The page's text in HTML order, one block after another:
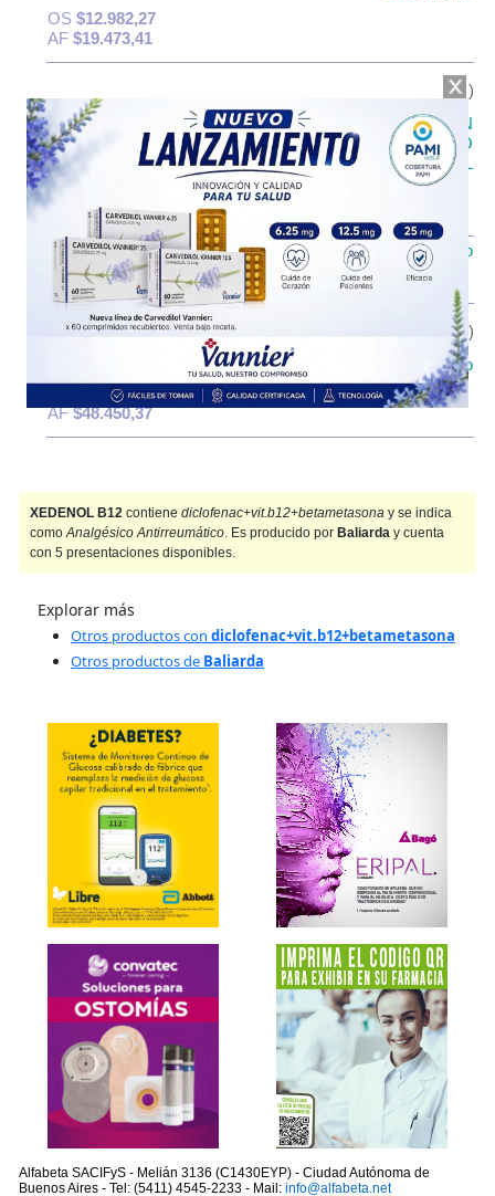
OS $12.982,27
AF $19.473,41
(27/07/26)
PAMI
PAMI PLAN
MEDICAMENTOS DE USO
EVENTUAL
OS
AF
$24.780,56
IOMA
Cobertura Monto Fijo
OS$9.218,16 AF$32.082,77
iny.a.x 5
(27/07/26)
Cobertura Monto Fijo
$13.395,90
AF$48.450,37
XEDENOL B12 contiene diclofenac+vit.b12+betametasona y se indica
comoAnalgésico Antirreumático. Es producido por Baliarda y cuenta
con 5 presentaciones disponibles.
Explorar más
Otros productos con diclofenac+vit.b12+betametasona
Otros productos de Baliarda
Alfabeta SACIFyS - Melián 3136 (C1430EYP) - Ciudad Autónoma de
Buenos Aires - Tel: (5411) 4545-2233 - Mail: info@alfabeta.net